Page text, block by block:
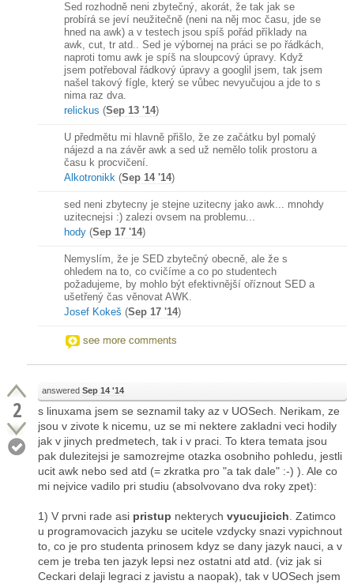
Sed rozhodně neni zbytečný, akorát, že tak jak se
probírá se jeví neužitečně (neni na něj moc času, jde se
hned na awk) a v testech jsou spíš pořád příklady na
awk, cut, tr atd.. Sed je výbornej na práci se po řádkách,
naproti tomu awk je spíš na sloupcový úpravy. Když
jsem potřeboval řádkový úpravy a googlil jsem, tak jsem
našel takový fígle, který se vůbec nevyučujou a jde to s
nima raz dva.
relickus (Sep 13 '14)
U předmětu mi hlavně přišlo, že ze začátku byl pomalý
nájezd a na závěr awk a sed už nemělo tolik prostoru a
času k procvičení.
Alkotronikk (Sep 14 '14)
sed neni zbytecny je stejne uzitecny jako awk... mnohdy
uzitecnejsi :) zalezi ovsem na problemu...
hody (Sep 17 '14)
Nemyslím, že je SED zbytečný obecně, ale že s
ohledem na to, co cvičíme a co po studentech
požadujeme, by mohlo být efektivnější oříznout SED a
ušetřený čas věnovat AWK.
Josef Kokeš (Sep 17 '14)
see more comments
2
answered Sep 14 '14
s linuxama jsem se seznamil taky az v UOSech. Nerikam, ze
jsou v zivote k nicemu, uz se mi nektere zakladni veci hodily
jak v jinych predmetech, tak i v praci. To ktera temata jsou
pak dulezitejsi je samozrejme otazka osobniho pohledu, jestli
ucit awk nebo sed atd (= zkratka pro "a tak dale" :-) ). Ale co
mi nejvice vadilo pri studiu (absolvovano dva roky zpet):
1) V prvni rade asi pristup nekterych vyucujicich . Zatimco
u programovacich jazyku se ucitele vzdycky snazi vypichnout
to, co je pro studenta prinosem kdyz se dany jazyk nauci, a v
cem je treba ten jazyk lepsi nez ostatni atd atd. (viz jak si
Ceckari delaji legraci z javistu a naopak), tak v UOSech jsem